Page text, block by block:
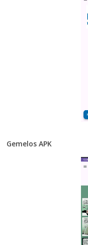
Gemelos APK